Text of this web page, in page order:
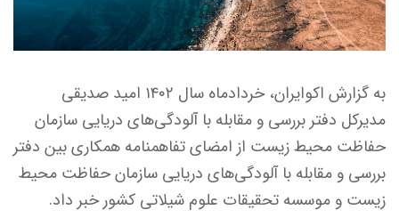
به گزارش اکوایران، خردادماه سال ۱۴۰۲ امید صدیقی
مدیرکل دفتر بررسی و مقابله با آلودگی‌های دریایی سازمان
حفاظت محیط زیست از امضای تفاهمنامه همکاری بین دفتر
بررسی و مقابله با آلودگی‌های دریایی سازمان حفاظت محیط
زیست و موسسه تحقیقات علوم شیلاتی کشور خبر داد.